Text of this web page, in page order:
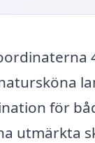
för
utmärkta